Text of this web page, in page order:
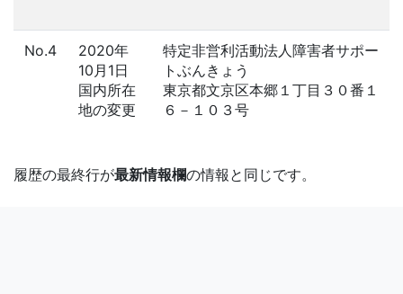
No.4
2020年
10月1日
国内所在
地の変更
特定非営利活動法人障害者サポー
トぶんきょう
東京都文京区本郷１丁目３０番１
６－１０３号
履歴の最終行が最新情報欄の情報と同じです。